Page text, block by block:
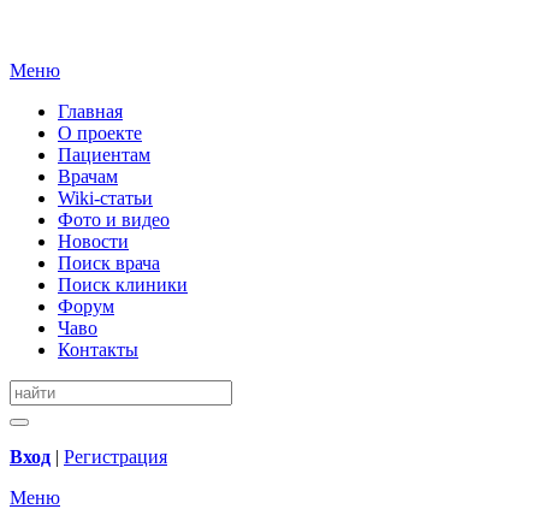
Меню
Главная
О проекте
Пациентам
Врачам
Wiki-статьи
Фото и видео
Новости
Поиск врача
Поиск клиники
Форум
Чаво
Контакты
Вход | Регистрация
Меню